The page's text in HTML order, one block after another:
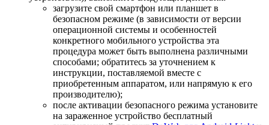
загрузите свой смартфон или планшет в
безопасном режиме (в зависимости от версии
операционной системы и особенностей
конкретного мобильного устройства эта
процедура может быть выполнена различными
способами; обратитесь за уточнением к
инструкции, поставляемой вместе с
приобретенным аппаратом, или напрямую к его
производителю);
после активации безопасного режима установите
на зараженное устройство бесплатный